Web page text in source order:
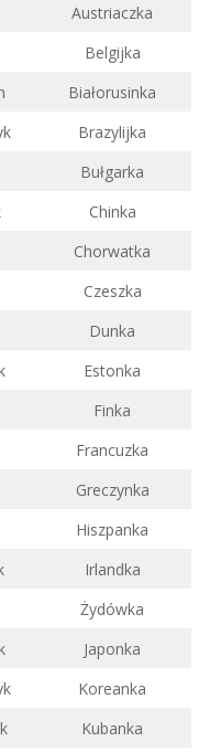
Austriaczka
Belgijka
Białorusinka
Brazylijka
Bułgarka
Chinka
Chorwatka
Czeszka
Dunka
Estonka
Finka
Francuzka
Greczynka
Hiszpanka
Irlandka
Żydówka
Japonka
Koreanka
Kubanka